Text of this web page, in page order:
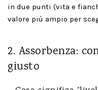
in due punti (vita e
valore più ampio per
2. Assorbenza:
giusto